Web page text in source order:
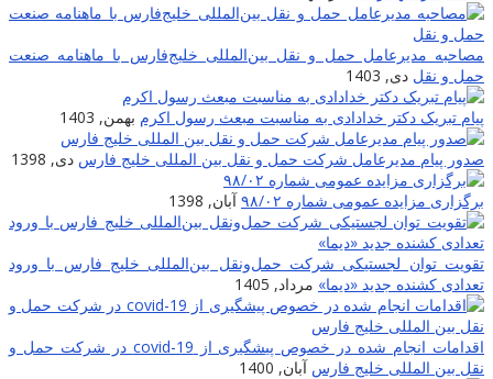
مصاحبه مدیرعامل حمل و نقل بین‌المللی خلیج‌‌فارس با ماهنامه صنعت
حمل و نقل دی, 1403
پیام تبریک دکتر خدادادی به مناسبت مبعث رسول اکرم بهمن, 1403
صدور پیام مدیرعامل شرکت حمل و نقل بین المللی خلیج فارس دی, 1398
برگزاری مزایده عمومی شماره ۹۸/۰۲
آبان, 1398
تقویت توان لجستیکی شرکت حمل‌ونقل بین‌المللی خلیج فارس با ورود
تعدادی کشنده جدید «دیما» مرداد, 1405
اقدامات انجام شده در خصوص پیشگیری از covid-19 در شرکت حمل و
نقل بین المللی خلیج فارس آبان, 1400